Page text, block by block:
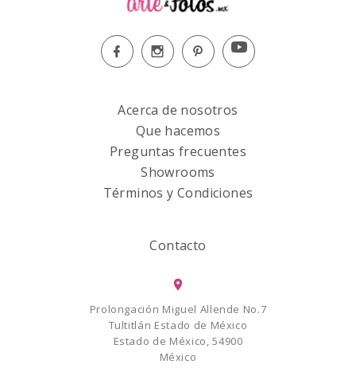
Acerca de nosotros
Que hacemos
Preguntas frecuentes
Showrooms
Términos y Condiciones
Contacto
Prolongación Miguel Allende No.7
Tultitlán Estado de México
Estado de México, 54900
México